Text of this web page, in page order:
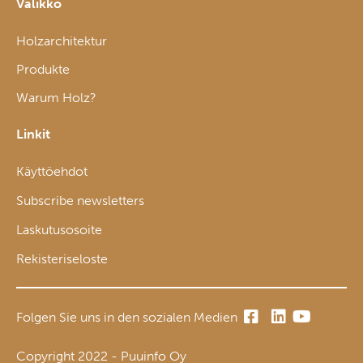
Valikko
Holzarchitektur
Produkte
Warum Holz?
Linkit
Käyttöehdot
Subscribe newsletters
Laskutusosoite
Rekisteriseloste
Folgen Sie uns in den sozialen Medien
Copyright 2022 - Puuinfo Oy